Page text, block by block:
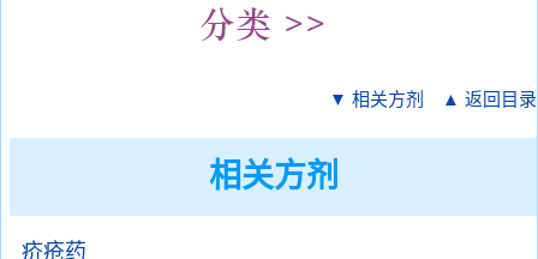
▼ 相关方剂 ▲ 返回目录
相关方剂
疥疮药